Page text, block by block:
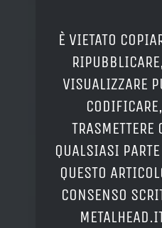
È VIETATO
VISUALIZZARE
QUALSIASI
QUESTO
CONSENSO